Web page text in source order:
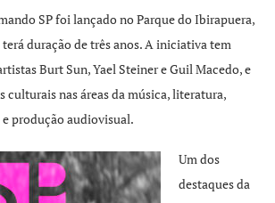
SP foi lançado no Parque do Ibirapuera,
terá duração de três anos. A iniciativa tem
Burt Sun, Yael Steiner e Guil Macedo, e
culturais nas áreas da música, literatura,
produção audiovisual.
Um dos
destaques da